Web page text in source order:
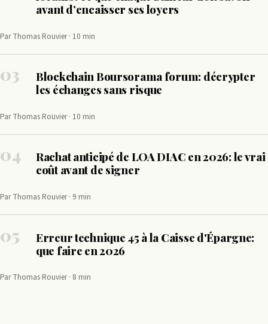
avant d’encaisser ses loyers
Par Thomas Rouvier · 10 min
03
Blockchain Boursorama forum: décrypter
les échanges sans risque
Par Thomas Rouvier · 10 min
04
Rachat anticipé de LOA DIAC en 2026: le vrai
coût avant de signer
Par Thomas Rouvier · 9 min
05
Erreur technique 45 à la Caisse d'Épargne:
que faire en 2026
Par Thomas Rouvier · 8 min